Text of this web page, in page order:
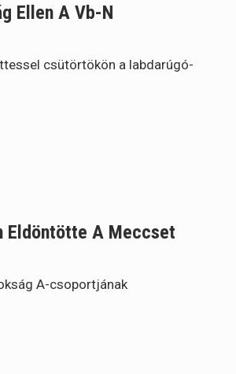
Ellen A Vb-N
csütörtökön a labdarúgó-
Eldöntötte A Meccset
A-csoportjának